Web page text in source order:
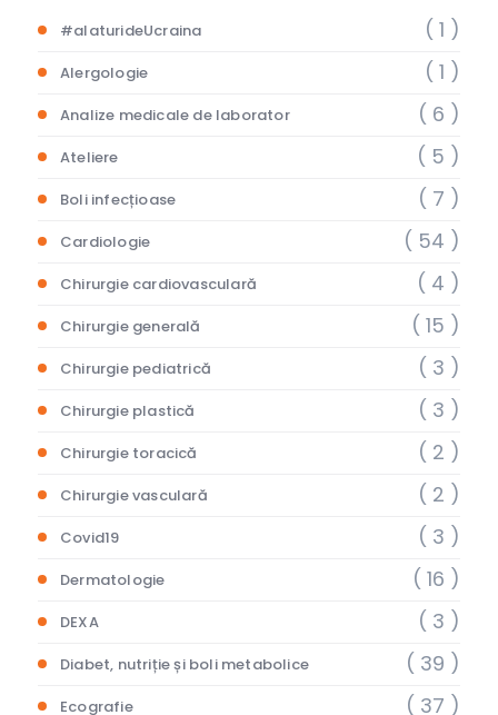
#alaturideUcraina ( 1 )
Alergologie ( 1 )
Analize medicale de laborator ( 6 )
Ateliere ( 5 )
Boli infecțioase ( 7 )
Cardiologie ( 54 )
Chirurgie cardiovasculară ( 4 )
Chirurgie generală ( 15 )
Chirurgie pediatrică ( 3 )
Chirurgie plastică ( 3 )
Chirurgie toracică ( 2 )
Chirurgie vasculară ( 2 )
Covid19 ( 3 )
Dermatologie ( 16 )
DEXA ( 3 )
Diabet, nutriție și boli metabolice ( 39 )
Ecografie ( 37 )